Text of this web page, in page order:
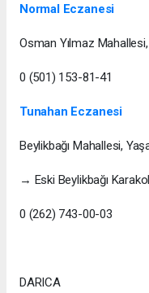
Normal Eczanesi
Osman Yılmaz
0 (501) 153-81-41
Tunahan Eczanesi
Beylikbağı Mahallesi,
→ Eski Beylikbağı
0 (262) 743-00-03
DARICA